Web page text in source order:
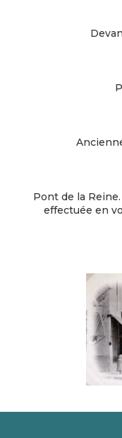
Pont de la
effectuée en